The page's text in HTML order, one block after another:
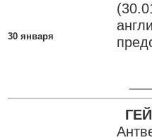
30 января